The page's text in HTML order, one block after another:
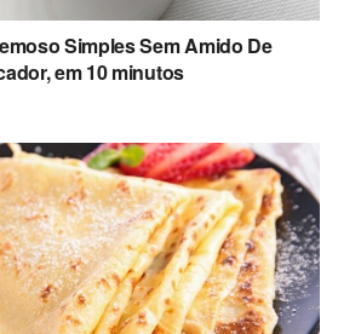
Simples Sem Amido De
em 10 minutos